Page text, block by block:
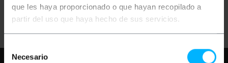
que les haya proporcionado o que hayan recopilado a
partir del uso que haya hecho de sus servicios.
Selección
Necesario
Livraison immédiate
REF:
Quantité
Livraison immédiate
Quantité